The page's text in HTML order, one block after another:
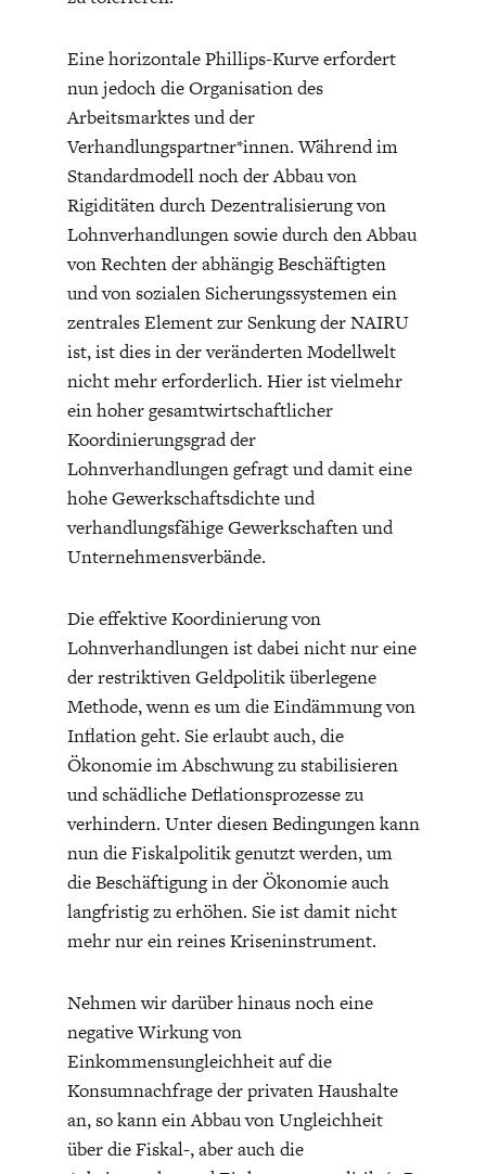
Eine horizontale Phillips-Kurve erfordert
nun jedoch die Organisation des
Arbeitsmarktes und der
Verhandlungspartner*innen. Während im
Standardmodell noch der Abbau von
Rigiditäten durch Dezentralisierung von
Lohnverhandlungen sowie durch den Abbau
von Rechten der abhängig Beschäftigten
und von sozialen Sicherungssystemen ein
zentrales Element zur Senkung der NAIRU
ist, ist dies in der veränderten Modellwelt
nicht mehr erforderlich. Hier ist vielmehr
ein hoher gesamtwirtschaftlicher
Koordinierungsgrad der
Lohnverhandlungen gefragt und damit eine
hohe Gewerkschaftsdichte und
verhandlungsfähige Gewerkschaften und
Unternehmensverbände.
Die effektive Koordinierung von
Lohnverhandlungen ist dabei nicht nur eine
der restriktiven Geldpolitik überlegene
Methode, wenn es um die Eindämmung von
Inflation geht. Sie erlaubt auch, die
Ökonomie im Abschwung zu stabilisieren
und schädliche Deflationsprozesse zu
verhindern. Unter diesen Bedingungen kann
nun die Fiskalpolitik genutzt werden, um
die Beschäftigung in der Ökonomie auch
langfristig zu erhöhen. Sie ist damit nicht
mehr nur ein reines Kriseninstrument.
Nehmen wir darüber hinaus noch eine
negative Wirkung von
Einkommensungleichheit auf die
Konsumnachfrage der privaten Haushalte
an, so kann ein Abbau von Ungleichheit
über die Fiskal-, aber auch die